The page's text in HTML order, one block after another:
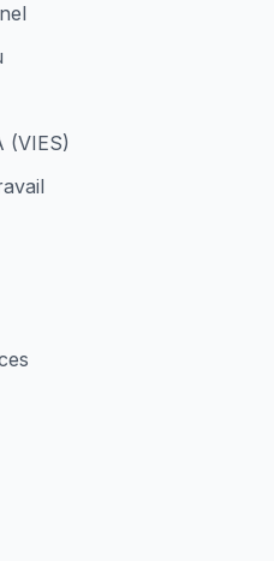
(VIES)